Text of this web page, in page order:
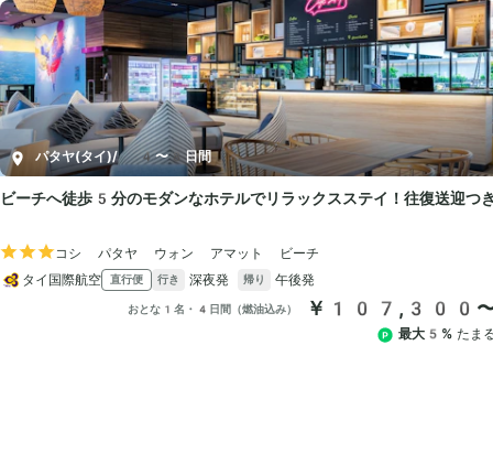
パタヤ(タイ)/ 4〜8日間
ビーチへ徒歩5分のモダンなホテルでリラックスステイ！往復送迎つ
コシ パタヤ ウォン アマット ビーチ
タイ国際航空
直行便 行き 深夜発 帰り 午後発
おとな1名・4日間（燃油込み） ￥107,300
最大5% たま